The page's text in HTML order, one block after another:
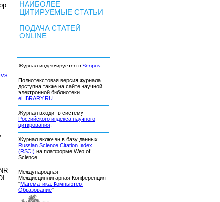
НАИБОЛЕЕ
ЦИТИРУЕМЫЕ СТАТЬИ
ПОДАЧА СТАТЕЙ
ONLINE
Журнал индексируется в Scopus
Полнотекстовая версия журнала
доступна также на сайте научной
электронной библиотеки
eLIBRARY.RU
Журнал входит в систему
Российского индекса научного
цитирования
Журнал включен в базу данных
Russian Science Citation Index
(RSCI) на платформе Web of
Science
Международная
Междисциплинарная Конференция
"Математика. Компьютер.
Образование"